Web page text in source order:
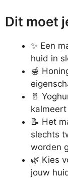
Dit moet
✨ Een
huid in
🍯
🥛
📝 Het
slechts
worden
🌿 Kies
jouw